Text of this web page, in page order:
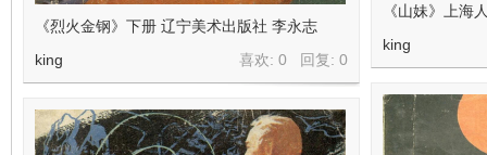
《山妹》上海
king
《烈火金钢》下册 辽宁美术出版社 李永志
喜欢: 0 回复: 0
king